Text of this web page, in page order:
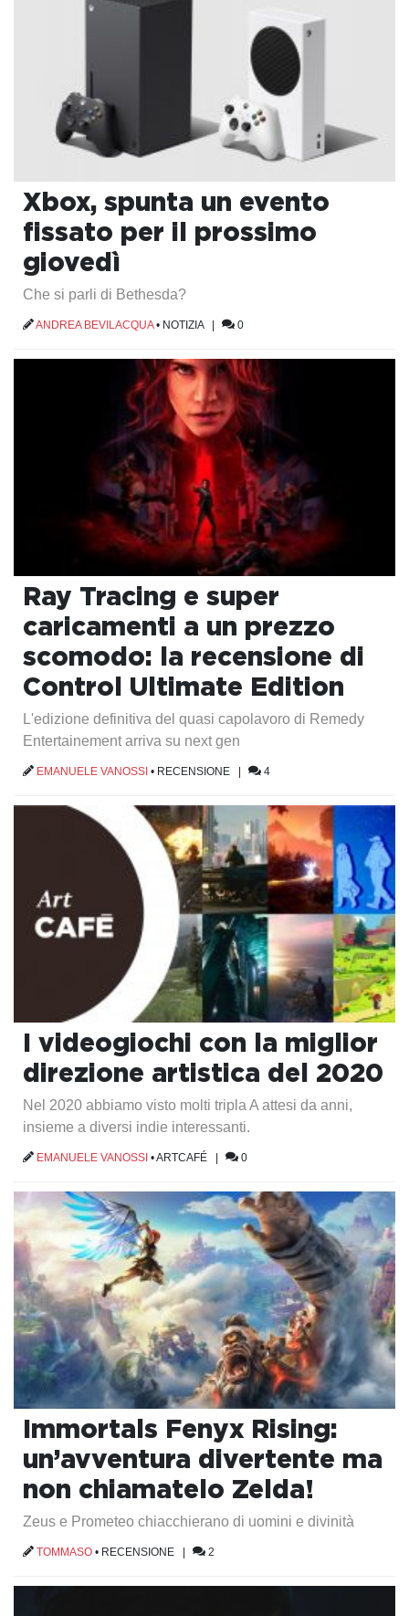
Xbox, spunta un evento
fissato per il prossimo
giovedì
Che si parli di Bethesda?
ANDREA BEVILACQUA• NOTIZIA| 0
Ray Tracing e super
caricamenti a un prezzo
scomodo: la recensione di
Control Ultimate Edition
L'edizione definitiva del quasi capolavoro di Remedy
Entertainement arriva su next gen
EMANUELE VANOSSI • RECENSIONE | 4
I videogiochi con la miglior
direzione artistica del 2020
Nel 2020 abbiamo visto molti tripla A attesi da anni,
insieme a diversi indie interessanti.
EMANUELE VANOSSI •ARTCAFÉ | 0
Immortals Fenyx Rising:
un’avventura divertente ma
non chiamatelo Zelda!
Zeus e Prometeo chiacchierano di uomini e divinità
TOMMASO • RECENSIONE | 2